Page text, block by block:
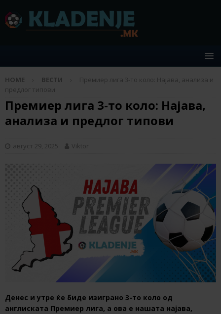
HOME ВЕСТИ
Премиер лига 3-то коло: Најава, анализа и
предлог типови
Премиер лига 3-то коло: Најава,
анализа и предлог типови
август 29, 2025 Viktor
Денес и утре ќе биде изиграно 3-то коло од
англиската Премиер лига, а ова е нашата најава,